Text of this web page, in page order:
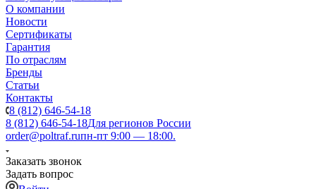
О компании
Новости
Сертификаты
Гарантия
По отраслям
Бренды
Статьи
Контакты
8 (812) 646-54-18
8 (812) 646-54-18Для регионов России
order@poltraf.ruпн-пт 9:00 — 18:00.
Заказать звонок
Задать вопрос